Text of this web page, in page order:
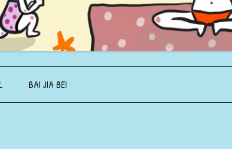
Aller au contenu principal
BAI JIA BEI